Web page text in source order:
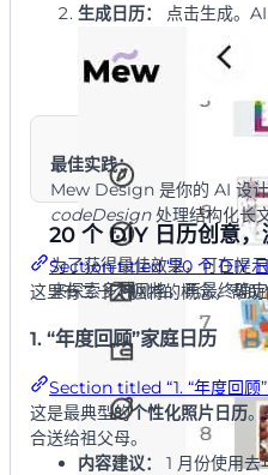
生成日历： 点击生成。
最佳实践：
Mew Design 是你的 AI 设
codeDesign处理结构化长
为了获得最佳效果，可在提
来探索多种风格，再最终确
20 个 DIY 日历创意
Section titled “20 个 DIY
这里有二十个独特的概念，帮
1. “年度回顾”家庭日历
Section titled “1. “年度回顾
这是最典型的个性化照片日历。
合送给祖父母。
内容建议：
1 月份使用